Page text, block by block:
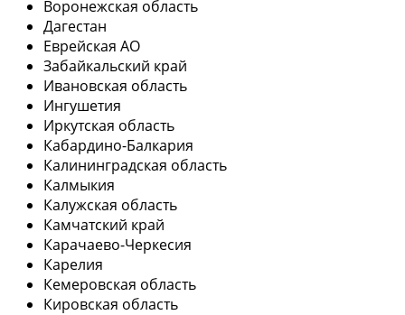
Воронежская область
Дагестан
Еврейская АО
Забайкальский край
Ивановская область
Ингушетия
Иркутская область
Кабардино-Балкария
Калининградская область
Калмыкия
Калужская область
Камчатский край
Карачаево-Черкесия
Карелия
Кемеровская область
Кировская область